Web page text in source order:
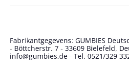
Fabrikantgegevens: GUMBIES
- Böttcherstr. 7 - 33609 Bielefeld,
info@gumbies.de - Tel. 0521/329